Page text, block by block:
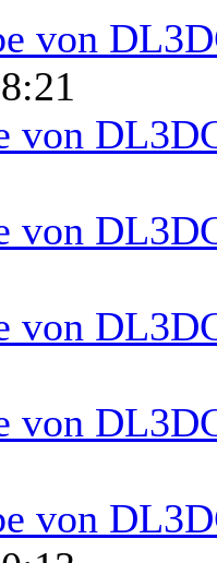
von
von
von
von
von
von